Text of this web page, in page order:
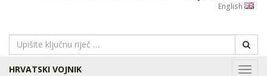
English
HRVATSKI VOJNIK